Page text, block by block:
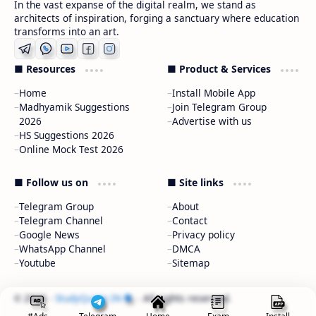
In the vast expanse of the digital realm, we stand as
architects of inspiration, forging a sanctuary where education
transforms into an art.
■ Resources
Home
Madhyamik Suggestions
2026
HS Suggestions 2026
Online Mock Test 2026
■ Product & Services
Install Mobile App
Join Telegram Group
Advertise with us
■ Follow us on
Telegram Group
Telegram Channel
Google News
WhatsApp Channel
Youtube
■ Site links
About
Contact
Privacy policy
DMCA
Sitemap
2026‧ StudyQuote.IN ‧ All rights reserved.